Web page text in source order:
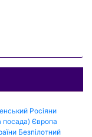
Росіяни
посада) Європа
Безпілотний